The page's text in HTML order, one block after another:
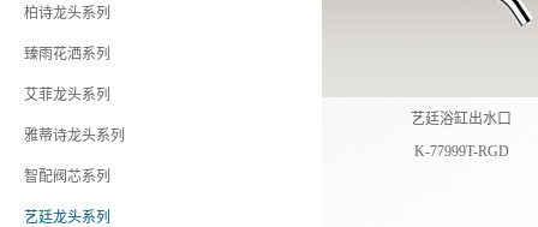
柏诗龙头系列
臻雨花洒系列
艾菲龙头系列
雅蒂诗龙头系列
智配阀芯系列
艺廷龙头系列
艺廷浴缸出水口
K-77999T-RGD